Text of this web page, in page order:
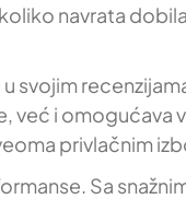
navrata
svojim
već i
privlačnim
Sa